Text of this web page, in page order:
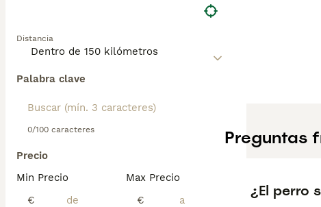
Distancia
Palabra clave
0/100 caracteres
Precio
Min Precio
€
Max Precio
€
Preguntas
¿El perro